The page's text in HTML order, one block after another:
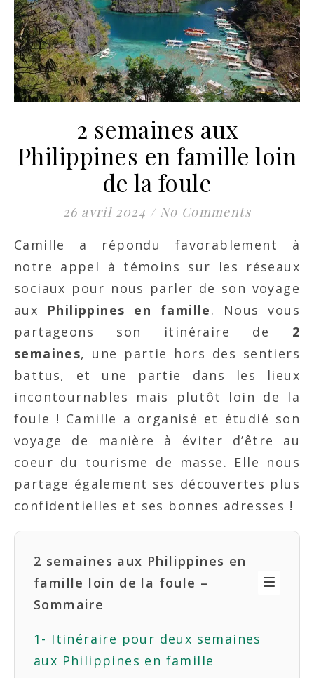
2 semaines aux
Philippines en famille loin
de la foule
26 avril 2024 / No Comments
Camille a répondu favorablement à
notre appel à témoins sur les réseaux
sociaux pour nous parler de son voyage
aux Philippines en famille. Nous vous
partageons son itinéraire de 2
semaines, une partie hors des sentiers
battus, et une partie dans les lieux
incontournables mais plutôt loin de la
foule ! Camille a organisé et étudié son
voyage de manière à éviter d’être au
coeur du tourisme de masse. Elle nous
partage également ses découvertes plus
confidentielles et ses bonnes adresses !
2 semaines aux Philippines en
famille loin de la foule –
Sommaire
1- Itinéraire pour deux semaines
aux Philippines en famille